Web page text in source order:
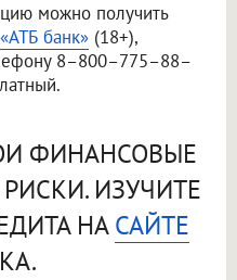
можно получить
«АТБ банк» (18+),
8–800–775–88–
ФИНАНСОВЫЕ
ИЗУЧИТЕ
НАСАЙТЕ